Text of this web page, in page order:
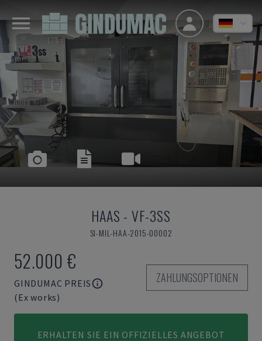
HAAS - VF-3SS
SI-MIL-HAA-2015-00002
52.000 €
GINDUMAC PREIS
(Ex works)
ZAHLUNGSOPTIONEN
ERHALTEN SIE EIN OFFIZIELLES ANGEBOT